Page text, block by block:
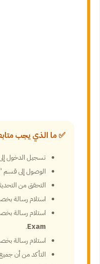
✅ ما الذي يجب
تسجيل الدخول
الوصول إلى قسم
التحقق من
استلام رسالة
استلام رسالة
Exam
.
استلام رسالة
التأكد من أن